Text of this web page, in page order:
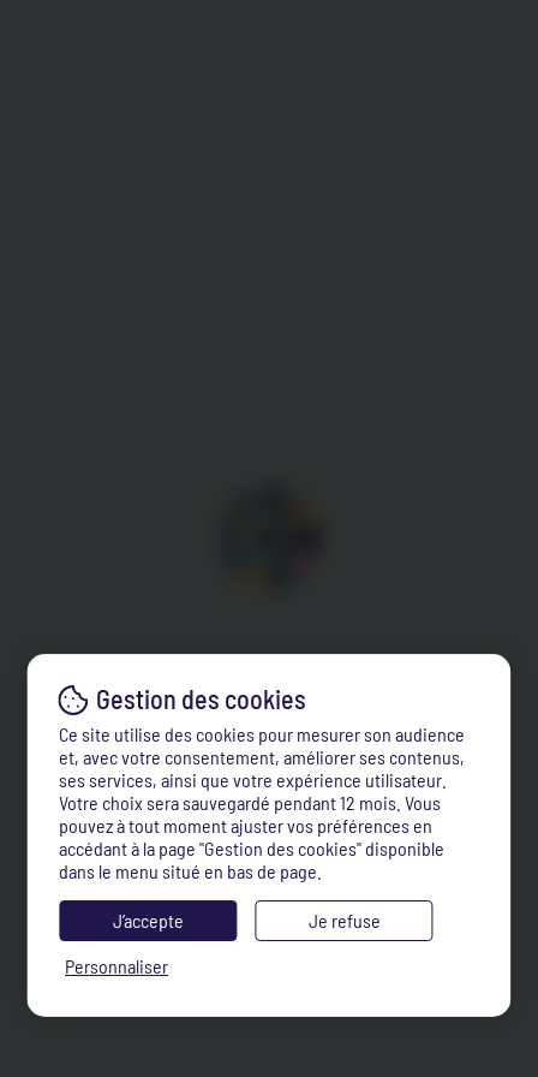
Ce site utilise des cookies pour mesurer son audience
et, avec votre consentement, améliorer ses contenus,
ses services, ainsi que votre expérience utilisateur.
Votre choix sera sauvegardé pendant 12 mois. Vous
pouvez à tout moment ajuster vos préférences en
accédant à la page "Gestion des cookies" disponible
dans le menu situé en bas de page.
J’accepte
Je refuse
Personnaliser